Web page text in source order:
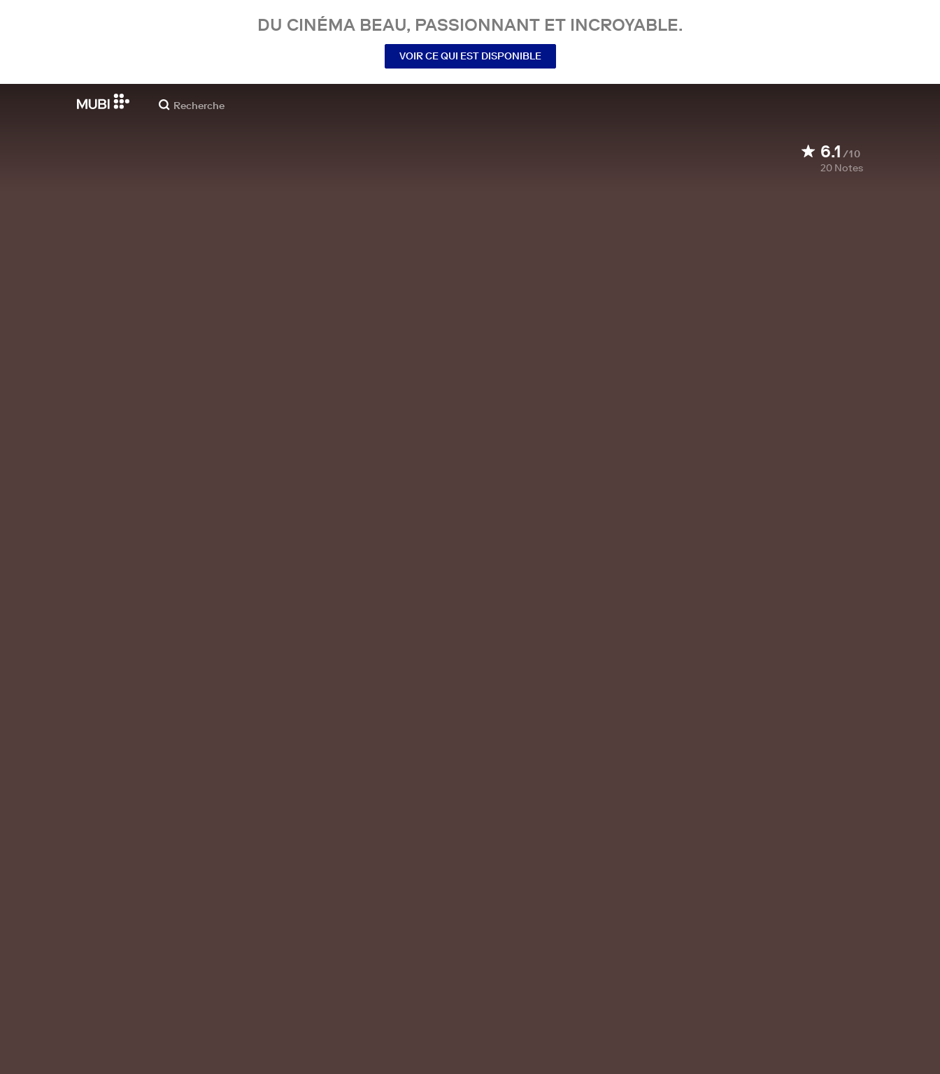
DU CINÉMA BEAU, PASSIONNANT ET INCROYABLE.
VOIR CE QUI EST DISPONIBLE
6.1 /10
20 Notes